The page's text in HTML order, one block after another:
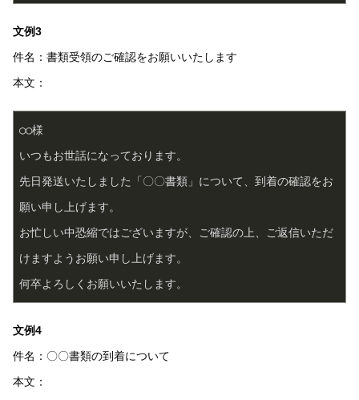
文例3
件名：書類受領のご確認をお願いいたします
本文：
○○様
いつもお世話になっております。
先日発送いたしました「〇〇書類」について、到着の確認をお
願い申し上げます。
お忙しい中恐縮ではございますが、ご確認の上、ご返信いただ
けますようお願い申し上げます。
何卒よろしくお願いいたします。
文例4
件名：〇〇書類の到着について
本文：